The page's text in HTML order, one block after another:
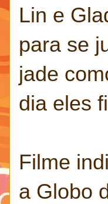
Lin e
para se
jade
dia eles
Filme
a Globo